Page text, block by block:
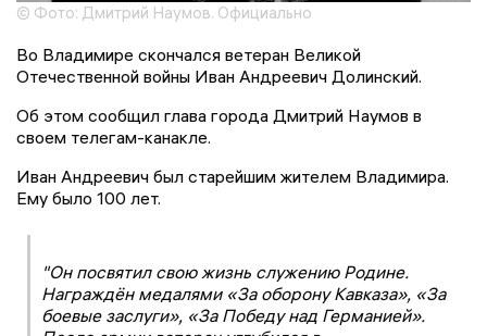
© Фото: Дмитрий Наумов. Официально
Во Владимире скончался ветеран Великой
Отечественной войны Иван Андреевич Долинский.
Об этом сообщил глава города Дмитрий Наумов в
своем телегам-канакле.
Иван Андреевич был старейшим жителем Владимира.
Ему было 100 лет.
"Он посвятил свою жизнь служению Родине.
Награждён медалями «За оборону Кавказа», «За
боевые заслуги», «За Победу над Германией».